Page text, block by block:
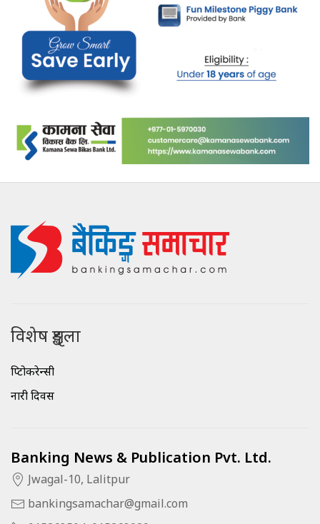
विशेष शृङ्खला
क्रिप्टोकरेन्सी
नारी दिवस
Banking News & Publication Pvt. Ltd.
Jwagal-10, Lalitpur
bankingsamachar@gmail.com